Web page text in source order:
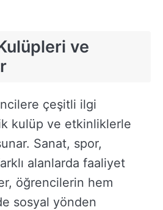
ve
çeşitli ilgi
kulüp ve etkinliklerle
Sanat, spor,
alanlarda faaliyet
öğrencilerin hem
sosyal yönden